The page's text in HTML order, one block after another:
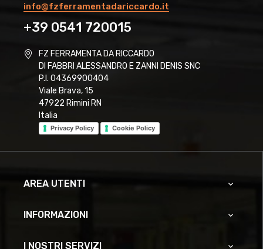
info@fzferramentadariccardo.it
+39 0541 720015
FZ FERRAMENTA DA RICCARDO
DI FABBRI ALESSANDRO E ZANNI DENIS SNC
P.I. 04369900404
Viale Brava, 15
47922 Rimini RN
Italia
Privacy Policy Cookie Policy
AREA UTENTI 
INFORMAZIONI 
I NOSTRI SERVIZI 